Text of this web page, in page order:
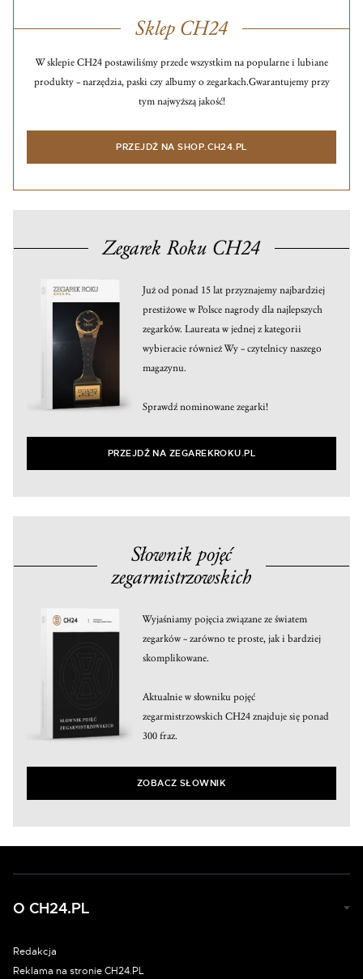
Sklep CH24
W sklepie CH24 postawiliśmy przede wszystkim na popularne i lubiane
produkty – narzędzia, paski czy albumy o zegarkach.Gwarantujemy przy
tym najwyższą jakość!
PRZEJDŹ NA SHOP.CH24.PL
Zegarek Roku CH24
Już od ponad 15 lat przyznajemy najbardziej
prestiżowe w Polsce nagrody dla najlepszych
zegarków. Laureata w jednej z kategorii
wybieracie również Wy – czytelnicy naszego
magazynu.
Sprawdź nominowane zegarki!
PRZEJDŹ NA ZEGAREKROKU.PL
Słownik pojęć
zegarmistrzowskich
Wyjaśniamy pojęcia związane ze światem
zegarków – zarówno te proste, jak i bardziej
skomplikowane.
Aktualnie w słowniku pojęć
zegarmistrzowskich CH24 znajduje się ponad
300 fraz.
ZOBACZ SŁOWNIK
O CH24.PL
Redakcja
Reklama na stronie CH24.PL